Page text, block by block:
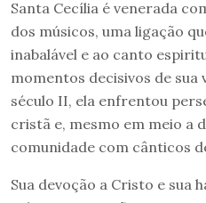
Santa Cecília é venerada
dos músicos, uma ligação
inabalável e ao canto
momentos decisivos de sua
século II, ela enfrentou
cristã e, mesmo em meio a
comunidade com cânticos
Sua devoção a Cristo e sua